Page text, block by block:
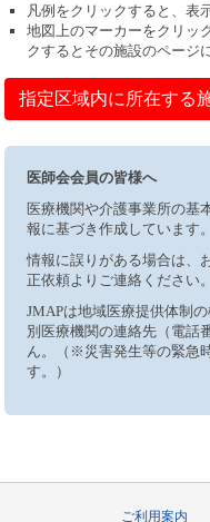
凡例をクリックすると、表
地図上のマーカーをクリッ
クするとその施設のページ
指定区域内に所在する
医師会会員の皆様へ
医療機関や介護事業所の基
報に基づき作成しています。
情報に誤りがある場合は、
正依頼よりご連絡ください。
JMAPは地域医療提供体制
別医療機関の連絡先（電話
ん。（※災害発生等の緊急
す。）
ご利用案内